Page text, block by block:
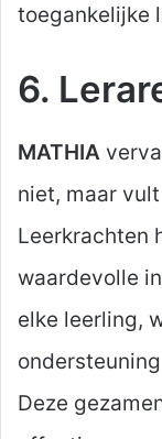
toegankelijke
6.
MATHIA
niet, maar
Leerkrachten
waardevolle
elke leerling,
Deze